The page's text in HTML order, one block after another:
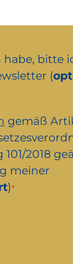
habe, bitte
(
gemäß
2018
meiner
)*